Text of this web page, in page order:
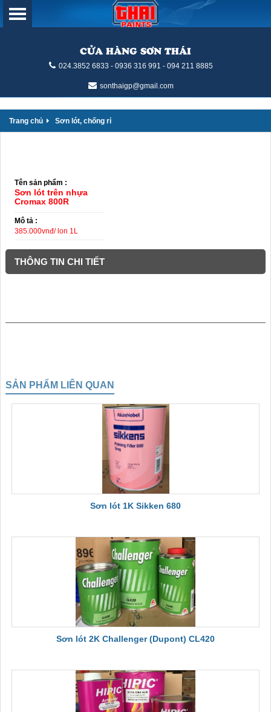
CỬA HÀNG SƠN THÁI
024.3852 6833 - 0936 316 991 - 094 211 8885
sonthaigp@gmail.com
Trang chủ Sơn lót, chống rỉ
Tên sản phẩm :
Sơn lót trên nhựa
Cromax 800R
Mô tả :
385.000vnđ/ lon 1L
THÔNG TIN CHI TIẾT
SẢN PHẨM LIÊN QUAN
Sơn lót 1K Sikken 680
Sơn lót 2K Challenger (Dupont) CL420